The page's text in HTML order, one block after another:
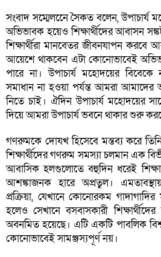
সংবাদ সম্মেলনেে সৈকত বলেন, উপাচার্য
অভিভাবক হয়েও শিক্ষার্থীদের আবাসন
শিক্ষার্থীরা মানবেতর জীবনযাপন করবে
আয়েশে থাকবেন এটা কোনোভাবেই
পারে না। উপাচার্য মহোদয়ের
সমাধান না হওয়া পর্যন্ত আমরা আমাদের
নিতে চাই। ঐদিন উপাচার্য মহোদয়ের
দিয়ে আমরা উপাচার্য ভবনে থাকার শুরু
গণরুমকে দোযখ হিসেবে মন্তব্য করে তিনি
শিক্ষার্থীদের গণরুম সমস্যা চলমান এক
আবাসিক হলগুলোতে বহুদিন ধরেই
আশঙ্কাজনক হারে অপ্রতুল।
প্রক্রিয়া, যেখানে কোনোরকম গাদাগাদির
হলেও সেখানে বসবাসকারী
অবনমিত হয়েছে। এটি একটি পাবলিক
কোনোভাবেই সামঞ্জস্যপূর্ণ নয়।